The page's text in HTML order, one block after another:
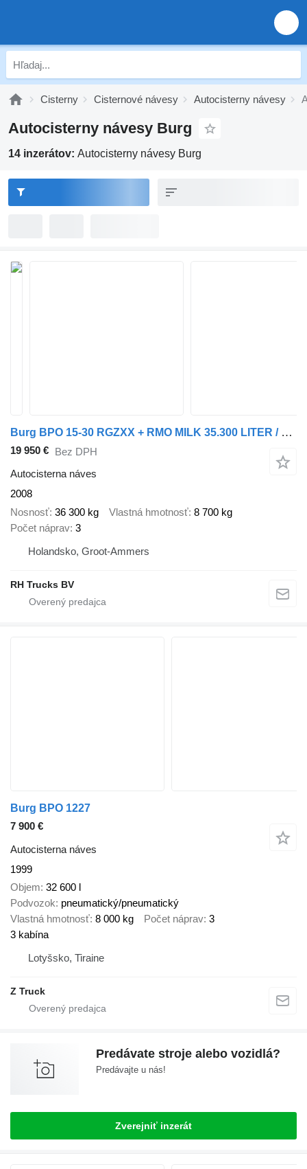
Cisterny Cisternové návesy Autocisterny návesy
Autocisterny návesy Burg
14 inzerátov: Autocisterny návesy Burg
Burg BPO 15-30 RGZXX + RMO MILK 35.300 LITER / RVS TANK (STAINLESS ST
19 950 € Bez DPH
Autocisterna náves
2008
Nosnosť 36 300 kg Vlastná hmotnosť 8 700 kg
Počet náprav 3
Holandsko, Groot-Ammers
RH Trucks BV
Burg BPO 1227
7 900 €
Autocisterna náves
1999
Objem 32 600 l
Podvozok pneumatický/pneumatický
Vlastná hmotnosť 8 000 kg Počet náprav 3
3 kabína
Lotyšsko, Tiraine
Z Truck
Predávate stroje alebo vozidlá?
Predávajte u nás!
Zverejniť inzerát